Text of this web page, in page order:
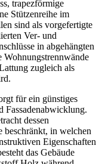
trapezförmige
Stützenreihe im
sind als vorgefertigte
Ver- und
in abgehängten
Wohnungstrennwände
zugleich als
für ein günstiges
Fassadenabwicklung.
dessen
beschränkt, in welchen
Eigenschaften
das Gebäude